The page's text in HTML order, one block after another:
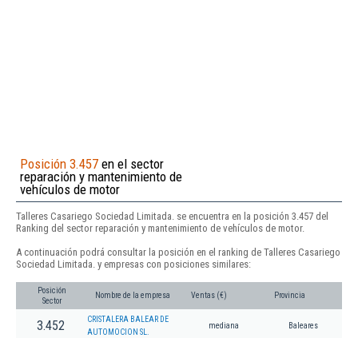
Posición 3.457 en el sector
reparación y mantenimiento de
vehículos de motor
Talleres Casariego Sociedad Limitada. se encuentra en la posición 3.457 del
Ranking del sector reparación y mantenimiento de vehículos de motor.
A continuación podrá consultar la posición en el ranking de Talleres Casariego
Sociedad Limitada. y empresas con posiciones similares:
Posición
Sector
Nombre de la empresa Ventas (€) Provincia
3.452
CRISTALERA BALEAR DE
AUTOMOCION SL.
mediana Baleares